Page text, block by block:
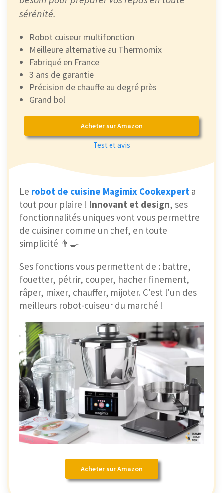
sérénité.
Robot cuiseur multifonction
Meilleure alternative au Thermomix
Fabriqué en France
3 ans de garantie
Précision de chauffe au degré près
Grand bol
Acheter sur Amazon
Test et avis
Le robot de cuisine Magimix Cookexpert a
tout pour plaire ! Innovant et design, ses
fonctionnalités uniques vont vous permettre
de cuisiner comme un chef, en toute
simplicité 👨‍🍳
Ses fonctions vous permettent de : battre,
fouetter, pétrir, couper, hacher finement,
râper, mixer, chauffer, mijoter. C'est l'un des
meilleurs robot-cuiseur du marché !
Acheter sur Amazon